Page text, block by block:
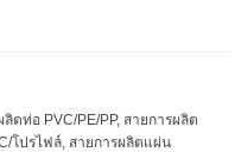
ตท่อ PVC/PE/PP, สายการผลิต
โปรไฟล์, สายการผลิตแผ่น